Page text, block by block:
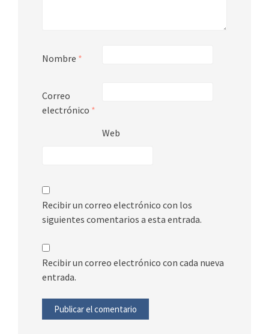
Nombre *
Correo
electrónico *
Web
Recibir un correo electrónico con los
siguientes comentarios a esta entrada.
Recibir un correo electrónico con cada nueva
entrada.